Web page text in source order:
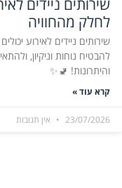
שירותים ניידים
לחלק מהחוויה
שירותים ניידים לאירוע
להבטיח נוחות וניקיון,
והיתרונות! 🚽✨
קרא עוד »
23/07/2026 אין תגובות